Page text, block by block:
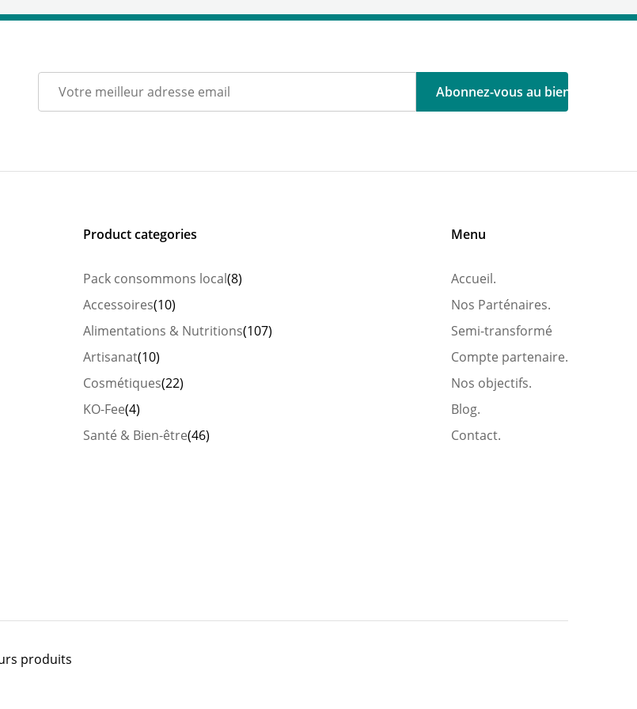
Product categories
Pack consommons local(8)
Accessoires(10)
Alimentations & Nutritions(107)
Artisanat(10)
Cosmétiques(22)
KO-Fee(4)
Santé & Bien-être(46)
Menu
Accueil.
Nos Parténaires.
Semi-transformé
Compte partenaire.
Nos objectifs.
Blog.
Contact.
produits